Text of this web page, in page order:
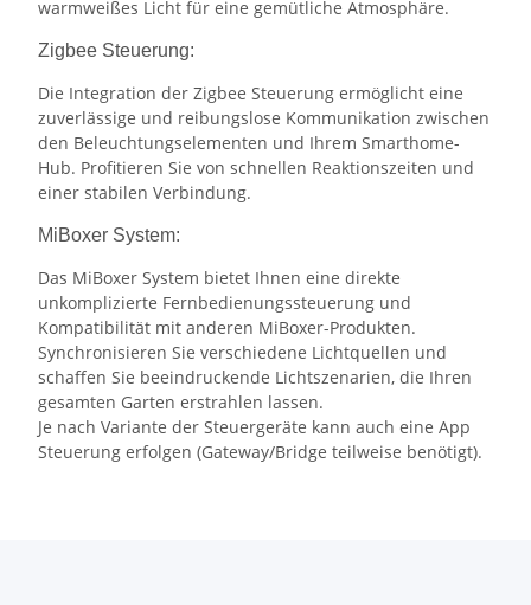
warmweißes Licht für eine gemütliche Atmosphäre.
Zigbee Steuerung:
Die Integration der Zigbee Steuerung ermöglicht eine
zuverlässige und reibungslose Kommunikation zwischen
den Beleuchtungselementen und Ihrem Smarthome-
Hub. Profitieren Sie von schnellen Reaktionszeiten und
einer stabilen Verbindung.
MiBoxer System:
Das MiBoxer System bietet Ihnen eine direkte
unkomplizierte Fernbedienungssteuerung und
Kompatibilität mit anderen MiBoxer-Produkten.
Synchronisieren Sie verschiedene Lichtquellen und
schaffen Sie beeindruckende Lichtszenarien, die Ihren
gesamten Garten erstrahlen lassen.
Je nach Variante der Steuergeräte kann auch eine App
Steuerung erfolgen (Gateway/Bridge teilweise benötigt).